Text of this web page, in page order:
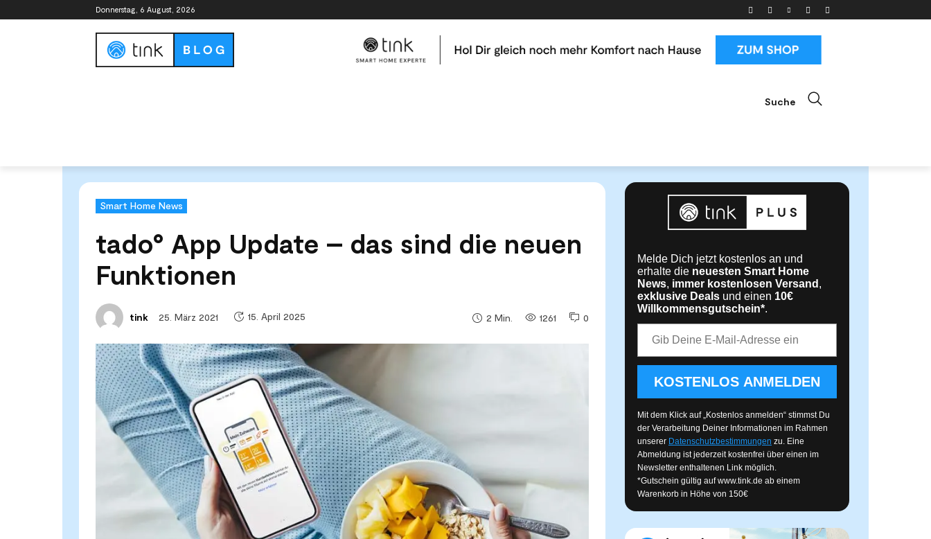
Donnerstag, 6 August, 2026
Suche
Smart Home News
tado° App Update – das sind die neuen
Funktionen
tink 25. März 2021 15. April 2025 0
1261
2 Min.
Melde Dich jetzt kostenlos an und
erhalte die neuesten Smart Home
News, immer kostenlosen Versand ,
exklusive Deals und einen 10€
Willkommensgutschein*.
KOSTENLOS ANMELDEN
Mit dem Klick auf „Kostenlos anmelden“ stimmst Du
der Verarbeitung Deiner Informationen im Rahmen
unserer Datenschutzbestimmungen zu. Eine
Abmeldung ist jederzeit kostenfrei über einen im
Newsletter enthaltenen Link möglich.
*Gutschein gültig aufwww.tink.de ab einem
Warenkorb in Höhe von 150€